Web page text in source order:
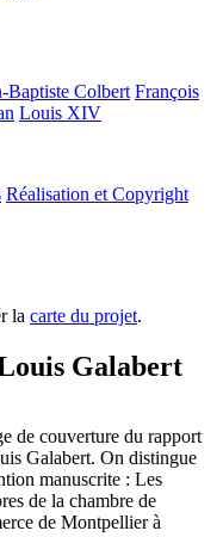
Baptiste Colbert François
Louis XIV
Réalisation et Copyright
la carte du projet.
Galabert